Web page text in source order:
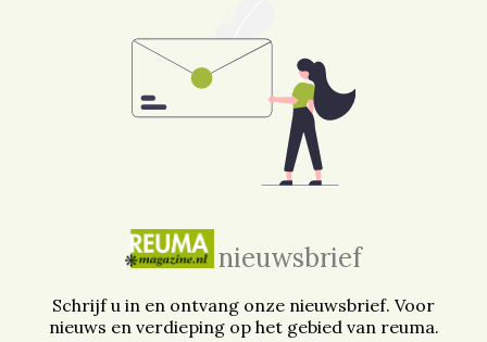
nieuwsbrief
Schrijf u in en ontvang onze nieuwsbrief. Voor
nieuws en verdieping op het gebied van reuma.